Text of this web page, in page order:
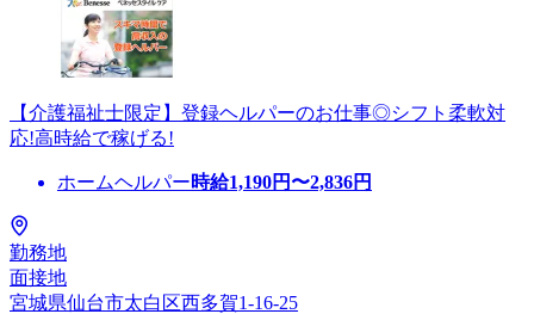
【介護福祉士限定】登録ヘルパーのお仕事◎シフト柔軟対
応!高時給で稼げる!
ホームヘルパー時給1,190円〜2,836円
勤務地
面接地
宮城県仙台市太白区西多賀1-16-25